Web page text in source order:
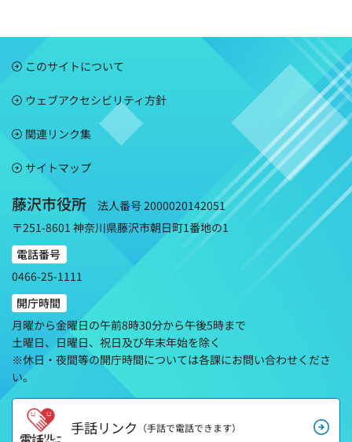
このサイトについて
ウェブアクセシビリティ方針
関連リンク集
サイトマップ
藤沢市役所
法人番号 2000020142051
〒251-8601 神奈川県藤沢市朝日町1番地の1
電話番号
0466-25-1111
開庁時間
月曜から金曜日の午前8時30分から午後5時まで
土曜日、日曜日、祝日及び年末年始を除く
※休日・夜間等の開庁時間については各課にお問い合わせくださ
い。
手話リンク （手話で電話できます）